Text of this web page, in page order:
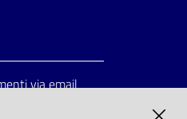
via email